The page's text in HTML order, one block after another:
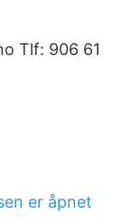
Tlf: 906 61